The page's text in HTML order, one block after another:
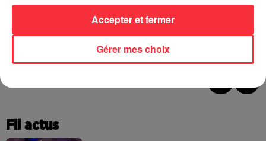
était également l'invité des Grandes Gueules sur RMC.
http://www.dailymotion.com/video/x14m9no_arthur-j-en-ai-
ras-le-cul-de-me-faire-marcher-dessus_news
http://podcast.ouifm.fr/sons/Europe1Lemouv.mp3
Fil actus
Gérer mes choix
Accepter et fermer